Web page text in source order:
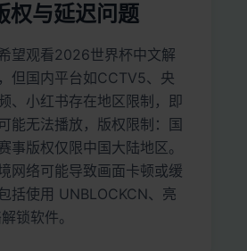
权与延迟问题
望观看2026世界杯中文解
但国内平台如CCTV5、央
、小红书存在地区限制，即
能无法播放，版权限制：国
事版权仅限中国大陆地区。
网络可能导致画面卡顿或缓
括使用 UNBLOCKCN、亮
锁软件。